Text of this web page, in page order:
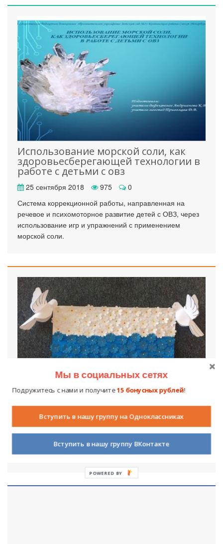
Использование морской соли, как
здоровьесберегающей технологии в
работе с детьми с овз
25 сентября 2018 975
0
Система коррекционной работы, направленная на
речевое и психомоторное развитие детей с ОВЗ, через
использование игр и упражнений с применением
морской соли.
Цветы России
25 сентября 2018 493
0
Коллективная творческая аппликация из бумаги с
детьми старшего дошкольного возраста с ОВЗ
Мы в социальных сетях
Подружитесь с нами и получите15 бонусных рублей!
Вступить в нашу группу на Одноклассниках
Вступить в нашу группу ВКонтакте
POWERED BY